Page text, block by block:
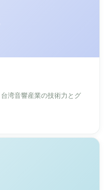
湾音響産業の技術力とグ